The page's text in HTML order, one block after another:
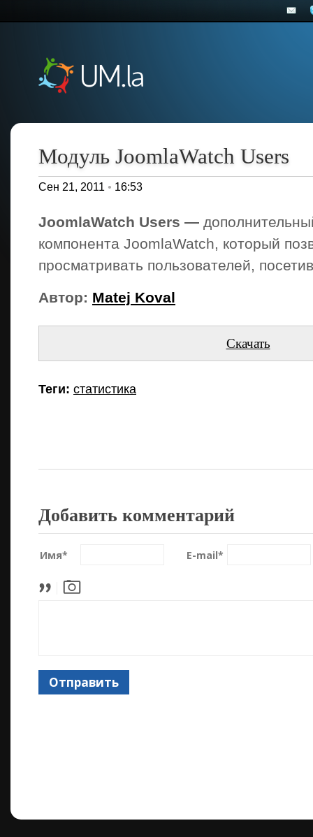
Модуль JoomlaWatch Users
Сен 21, 2011 • 16:53
JoomlaWatch Users —
компонента JoomlaWatch, который
просматривать пользователей,
Автор: Matej Koval
Скачать
Теги: статистика
Добавить комментарий
Имя* E-mail*
Отправить